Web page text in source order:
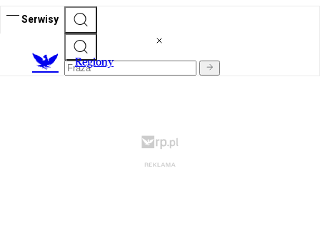
Serwisy
Regiony